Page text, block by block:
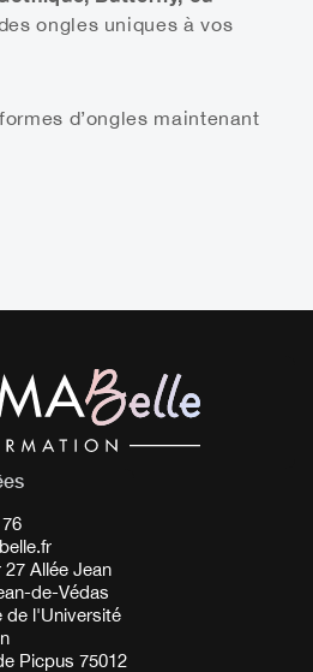
ongles uniques à vos
d’ongles maintenant
Allée Jean
de-Védas
de l'Université
Picpus 75012